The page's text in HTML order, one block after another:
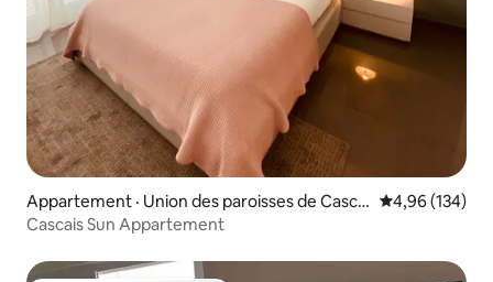
Appartement · Union des paroisses de Cascai
s et Estoril
Note
4,96 (134)
Cascais Sun Appartement